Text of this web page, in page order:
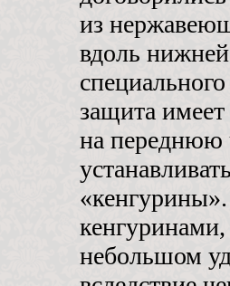
из
вдоль
защита
на переднюю
небольшом